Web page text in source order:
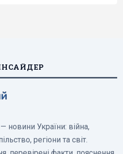
новини України: війна,
регіони та світ.